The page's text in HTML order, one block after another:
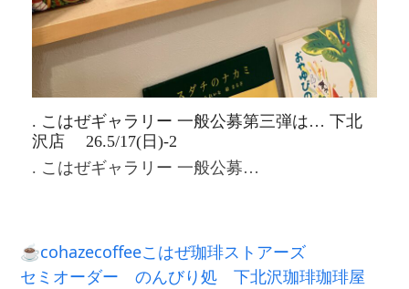
. こはぜギャラリー 一般公募第三弾は… 下北
沢店 26.5/17(日)-2
. こはぜギャラリー 一般公募…
☕cohazecoffeeこはぜ珈琲ストアーズ
セミオーダーのんびり処下北沢珈琲珈琲屋